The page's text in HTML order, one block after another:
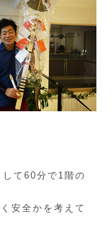
て60分で1階の
安全かを考えて